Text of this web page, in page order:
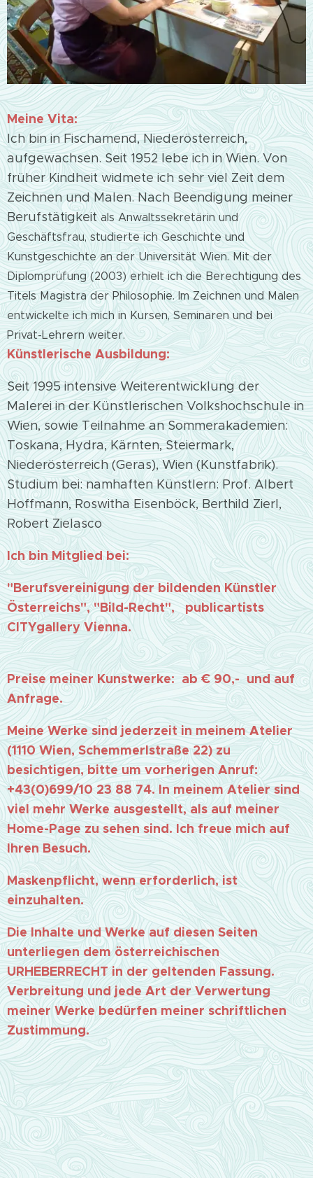
Meine Vita:
Ich bin in Fischamend, Niederösterreich,
aufgewachsen. Seit 1952 lebe ich in Wien. Von
früher Kindheit widmete ich sehr viel Zeit dem
Zeichnen und Malen. Nach Beendigung meiner
Berufstätigkeitals Anwaltssekretärin und
Geschäftsfrau, studierte ich Geschichte und
Kunstgeschichte an der Universität Wien. Mit der
Diplomprüfung (2003) erhielt ich die Berechtigung des
Titels Magistra der Philosophie. Im Zeichnen und Malen
entwickelte ich mich in Kursen, Seminaren und bei
Privat-Lehrern weiter.
Künstlerische Ausbildung:
Seit 1995 intensive Weiterentwicklung der
Malerei in der Künstlerischen Volkshochschule in
Wien, sowie Teilnahme an Sommerakademien:
Toskana, Hydra, Kärnten, Steiermark,
Niederösterreich (Geras), Wien (Kunstfabrik).
Studium bei: namhaften Künstlern: Prof. Albert
Hoffmann, Roswitha Eisenböck, Berthild Zierl,
Robert Zielasco
Ich bin Mitglied bei:
"Berufsvereinigung der bildenden Künstler
Österreichs", "Bild-Recht", publicartists
CITYgallery Vienna.
Preise meiner Kunstwerke: ab € 90,- und auf
Anfrage.
Meine Werke sind jederzeit in meinem Atelier
(1110 Wien, Schemmerlstraße 22) zu
besichtigen, bitte um vorherigen Anruf:
+43(0)699/10 23 88 74. In meinem Atelier sind
viel mehr Werke ausgestellt, als auf meiner
Home-Page zu sehen sind. Ich freue mich auf
Ihren Besuch.
Maskenpflicht, wenn erforderlich, ist
einzuhalten.
Die Inhalte und Werke auf diesen Seiten
unterliegen dem österreichischen
URHEBERRECHT in der geltenden Fassung.
Verbreitung und jede Art der Verwertung
meiner Werke bedürfen meiner schriftlichen
Zustimmung.